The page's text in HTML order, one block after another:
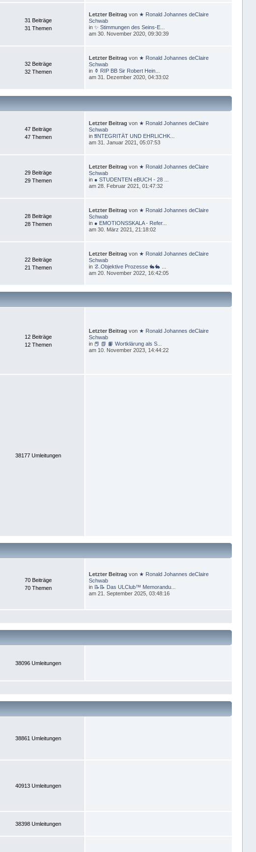
31 Beiträge
31 Themen
Letzter Beitrag von ★ Ronald Johannes deClaire
Schwab
in✨ Stimmungen des Seins-E...
am 30. November 2020, 09:30:39
32 Beiträge
32 Themen
Letzter Beitrag von ★ Ronald Johannes deClaire
Schwab
in ⚱ RIP BB Sir Robert Hein...
am 31. Dezember 2020, 04:33:02
47 Beiträge
47 Themen
Letzter Beitrag von ★ Ronald Johannes deClaire
Schwab
in❗INTEGRITÄT UND EHRLICHK...
am 31. Januar 2021, 05:07:53
29 Beiträge
29 Themen
Letzter Beitrag von ★ Ronald Johannes deClaire
Schwab
in ● STUDENTEN eBUCH - 28 ...
am 28. Februar 2021, 01:47:32
28 Beiträge
28 Themen
Letzter Beitrag von ★ Ronald Johannes deClaire
Schwab
in ● EMOTIONSSKALA - Refer...
am 30. März 2021, 21:18:02
22 Beiträge
21 Themen
Letzter Beitrag von ★ Ronald Johannes deClaire
Schwab
in ☡.Objektive Prozesse 🐇🐇 ...
am 20. November 2022, 16:42:05
12 Beiträge
12 Themen
Letzter Beitrag von ★ Ronald Johannes deClaire
Schwab
in 📕 📗 📙 Wortklärung als S...
am 10. November 2023, 14:44:22
38177 Umleitungen
70 Beiträge
70 Themen
Letzter Beitrag von ★ Ronald Johannes deClaire
Schwab
in 📝📝 Das ULClub™ Memorandu...
am 21. September 2025, 03:48:16
38096 Umleitungen
38861 Umleitungen
40913 Umleitungen
38398 Umleitungen